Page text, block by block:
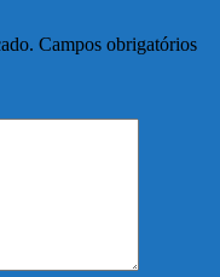
Campos obrigatórios